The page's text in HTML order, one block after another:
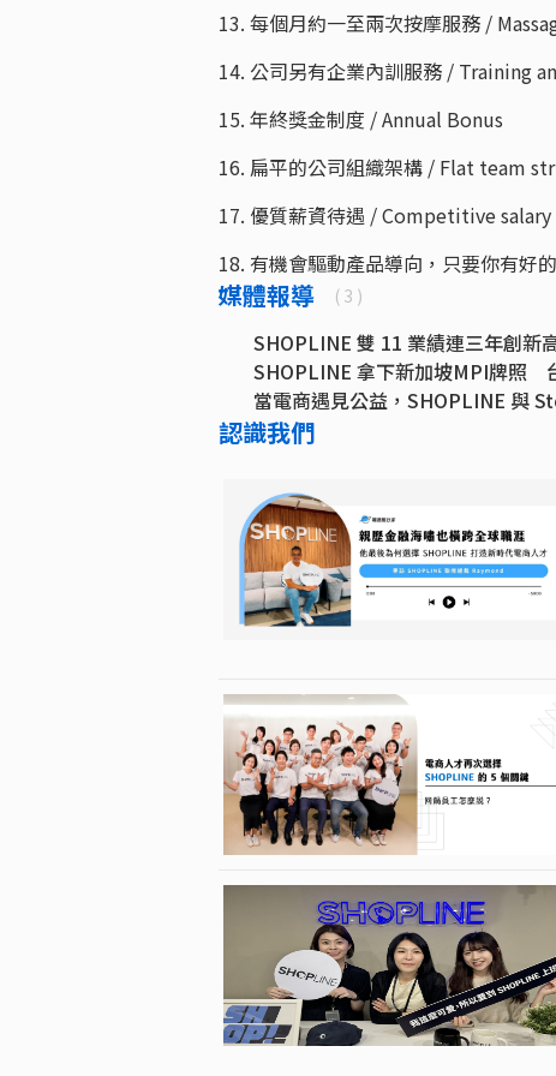
13. 每個月約一至兩次按摩服務 /
14. 公司另有企業內訓服務 / Training
15. 年終獎金制度 / Annual Bonus
16. 扁平的公司組織架構 / Flat team
17. 優質薪資待遇 / Competitive salary
18. 有機會驅動產品導向，只要你有
媒體報導 ( 3 )
SHOPLINE 雙 11 業績連三年創新
SHOPLINE 拿下新加坡MPI牌照
當電商遇見公益，SHOPLINE 與
認識我們